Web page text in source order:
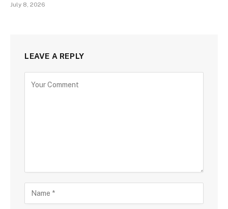
July 8, 2026
LEAVE A REPLY